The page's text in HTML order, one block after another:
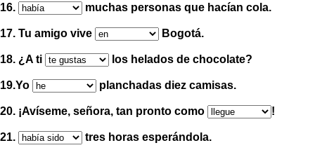
16. muchas personas que hacían cola.
17. Tu amigo vive Bogotá.
18. ¿A ti los helados de chocolate?
19.Yo planchadas diez camisas.
20. ¡Avíseme, señora, tan pronto como !
21. tres horas esperándola.